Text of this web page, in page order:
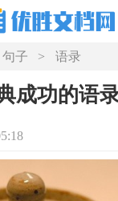
句子 > 语录
成功的语